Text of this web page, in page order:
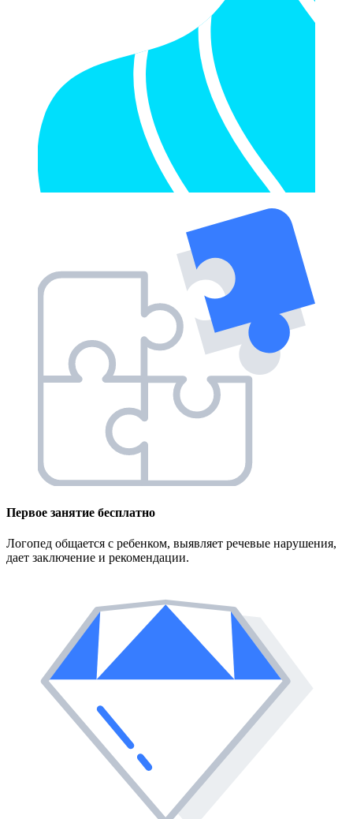
Первое занятие бесплатно
Логопед общается с ребенком, выявляет речевые нарушения,
дает заключение и рекомендации.